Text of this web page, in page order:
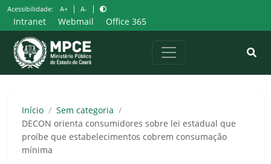
Pular
para
o
conteúdo
Acessibilidade: A+ | A- |
Intranet Webmail Office 365
Início / Sem categoria /
DECON orienta consumidores sobre lei estadual que
proíbe que estabelecimentos cobrem consumação
mínima